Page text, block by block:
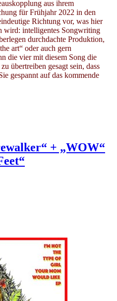
aus ihrem
für Frühjahr 2022 in den
Richtung vor, was hier
wird: intelligentes Songwriting
durchdachte Produktion,
art“ oder auch gern
die vier mit diesem Song die
übertreiben gesagt sein, dass
gespannt auf das kommende
+ „WOW“